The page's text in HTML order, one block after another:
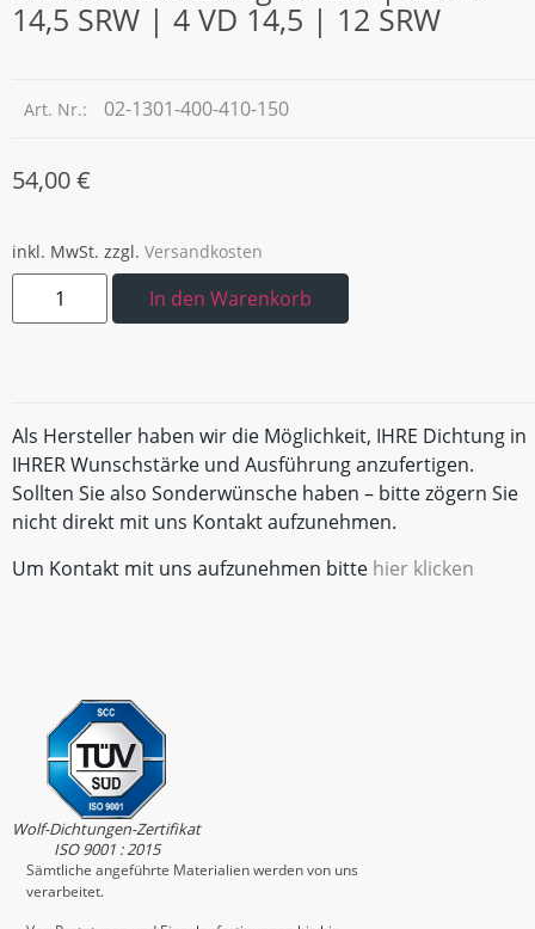
14,5 SRW | 4 VD 14,5 | 12 SRW
Art. Nr.: 02-1301-400-410-150
54,00€
inkl. MwSt. zzgl. Versandkosten
In den Warenkorb
Als Hersteller haben wir die Möglichkeit, IHRE Dichtung in
IHRER Wunschstärke und Ausführung anzufertigen.
Sollten Sie also Sonderwünsche haben – bitte zögern Sie
nicht direkt mit uns Kontakt aufzunehmen.
Um Kontakt mit uns aufzunehmen bitte hier klicken
Wolf-Dichtungen-Zertifikat
ISO 9001 : 2015
Sämtliche angeführte Materialien werden von uns
verarbeitet.